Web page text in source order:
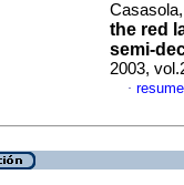
the red
semi-
2003,
·